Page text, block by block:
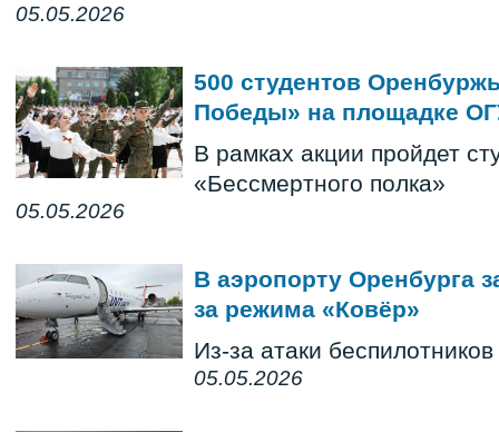
05.05.2026
500 студентов
Победы» на площадке
В рамках акции пройдет
«Бессмертного полка»
05.05.2026
В аэропорту Оренбурга
за режима «Ковёр»
Из-за атаки
05.05.2026